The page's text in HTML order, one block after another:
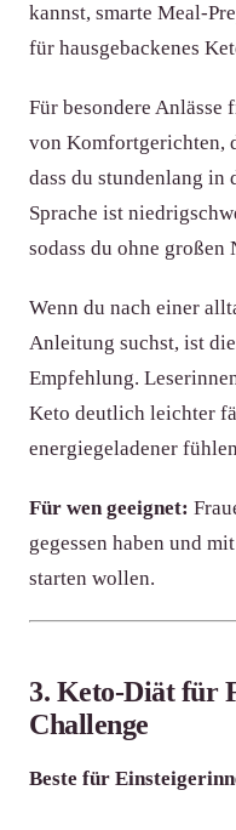
kannst, smarte Meal-
für hausgebackenes
Für besondere Anlässe
von Komfortgerichten,
dass du stundenlang in
Sprache ist
sodass du ohne
Wenn du nach einer
Anleitung suchst, ist
Empfehlung.
Keto deutlich leichter
energiegeladener
Für wen geeignet:
gegessen haben und
starten wollen.
3. Keto-Diät für
Challenge
Beste für